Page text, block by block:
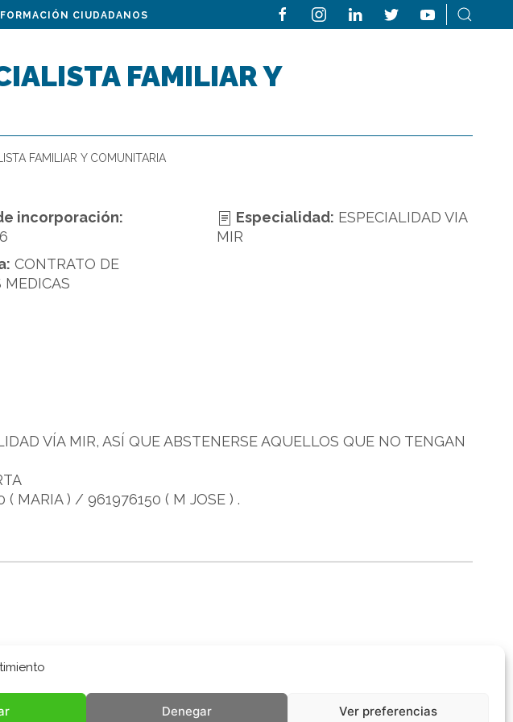
Denegar Ver preferencias
CIUDADANOS
FAMILIAR Y
FAMILIAR Y COMUNITARIA
incorporación:
Especialidad: ESPECIALIDAD VIA
MIR
CONTRATO DE
MEDICAS
VÍA MIR, ASÍ QUE ABSTENERSE AQUELLOS QUE NO TENGAN
( MARIA ) / 961976150 ( M JOSE ) .